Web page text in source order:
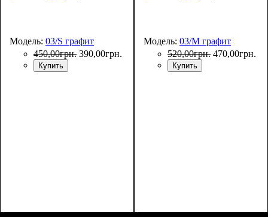
Модель: 03/S графит
450,00грн. 390,00грн.
Купить
Модель: 03/M графит
520,00грн. 470,00грн.
Купить